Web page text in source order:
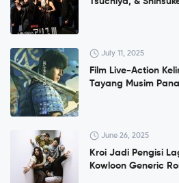
July 11, 2025
Film Live-Action
Tayang Musim
June 26, 2025
Kroi Jadi Pengisi
Kowloon Generic